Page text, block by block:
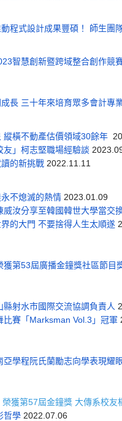
程式設計成果豐碩！ 師生團
智慧創新暨跨域整合創作競
長 三十年來培育眾多會計專
縱橫不動產估價領域30餘年
友」柯志堅職場經驗談
的新挑戰2022.11.11
不熄滅的熱情2023.01.09
威汝分享至韓國韓世大學當交
的大門 不要捨得人生太順遂
獲第53屆廣播金鐘獎社區節目
射水市國際交流協調負責人
賽「Marksman Vol.3」冠軍
亞學程阮氏蘭勵志向學表現耀
獲第57屆金鐘獎 大傳系校友
哲學2022.07.06